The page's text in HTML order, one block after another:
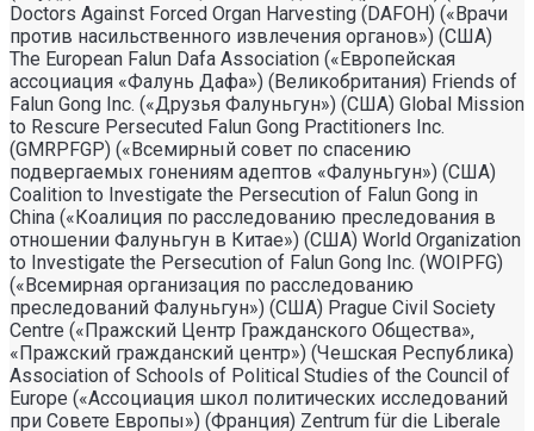
Doctors Against Forced Organ Harvesting (DAFOH) («Врачи
против насильственного извлечения органов») (США)
The European Falun Dafa Association («Европейская
ассоциация «Фалунь Дафа») (Великобритания) Friends of
Falun Gong Inc. («Друзья Фалуньгун») (США) Global Mission
to Rescure Persecuted Falun Gong Practitioners Inc.
(GMRPFGP) («Всемирный совет по спасению
подвергаемых гонениям адептов «Фалуньгун») (США)
Coalition to Investigate the Persecution of Falun Gong in
China («Коалиция по расследованию преследования в
отношении Фалуньгун в Китае») (США) World Organization
to Investigate the Persecution of Falun Gong Inc. (WOIPFG)
(«Всемирная организация по расследованию
преследований Фалуньгун») (США) Prague Civil Society
Centre («Пражский Центр Гражданского Общества»,
«Пражский гражданский центр») (Чешская Республика)
Association of Schools of Political Studies of the Council of
Europe («Ассоциация школ политических исследований
при Совете Европы») (Франция) Zentrum für die Liberale